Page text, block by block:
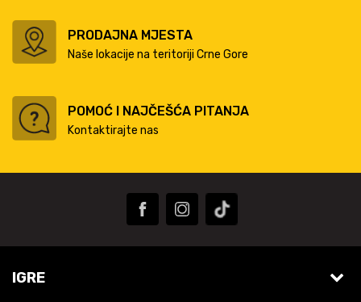
PRODAJNA MJESTA
Naše lokacije na teritoriji Crne Gore
POMOĆ I NAJČEŠĆA PITANJA
Kontaktirajte nas
IGRE